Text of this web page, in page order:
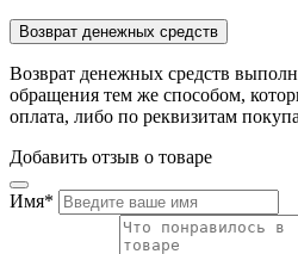
Возврат денежных средств
Возврат денежных средств
обращения тем же способом,
оплата, либо по реквизитам
Добавить отзыв о товаре
Имя*